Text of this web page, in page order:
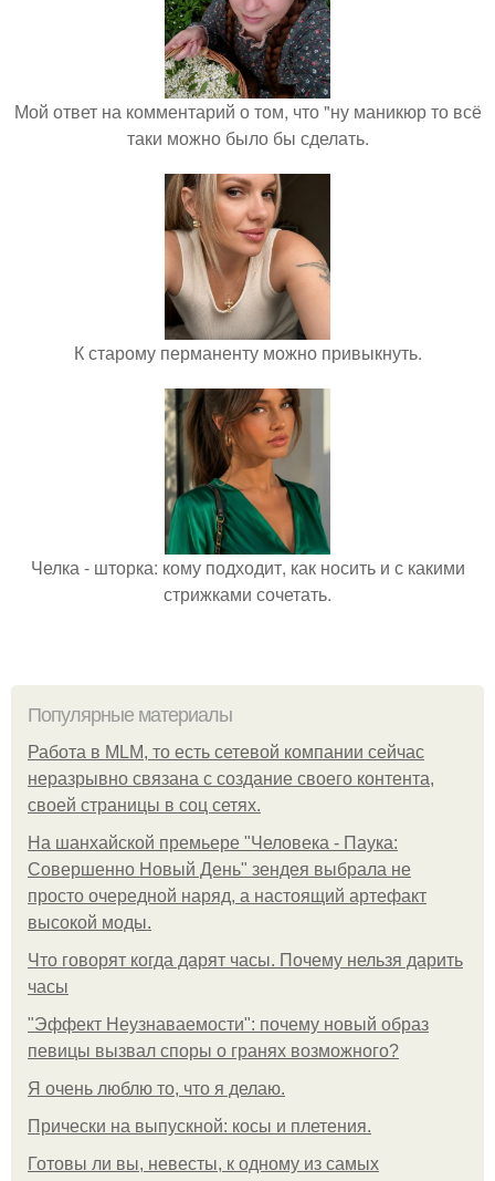
Мой ответ на комментарий о том, что "ну маникюр то всё
таки можно было бы сделать.
К старому перманенту можно привыкнуть.
Челка - шторка: кому подходит, как носить и с какими
стрижками сочетать.
Популярные материалы
Работа в MLM, то есть сетевой компании сейчас
неразрывно связана с создание своего контента,
своей страницы в соц сетях.
На шанхайской премьере "Человека - Паука:
Совершенно Новый День" зендея выбрала не
просто очередной наряд, а настоящий артефакт
высокой моды.
Что говорят когда дарят часы. Почему нельзя дарить
часы
"Эффект Неузнаваемости": почему новый образ
певицы вызвал споры о гранях возможного?
Я очень люблю то, что я делаю.
Прически на выпускной: косы и плетения.
Готовы ли вы, невесты, к одному из самых